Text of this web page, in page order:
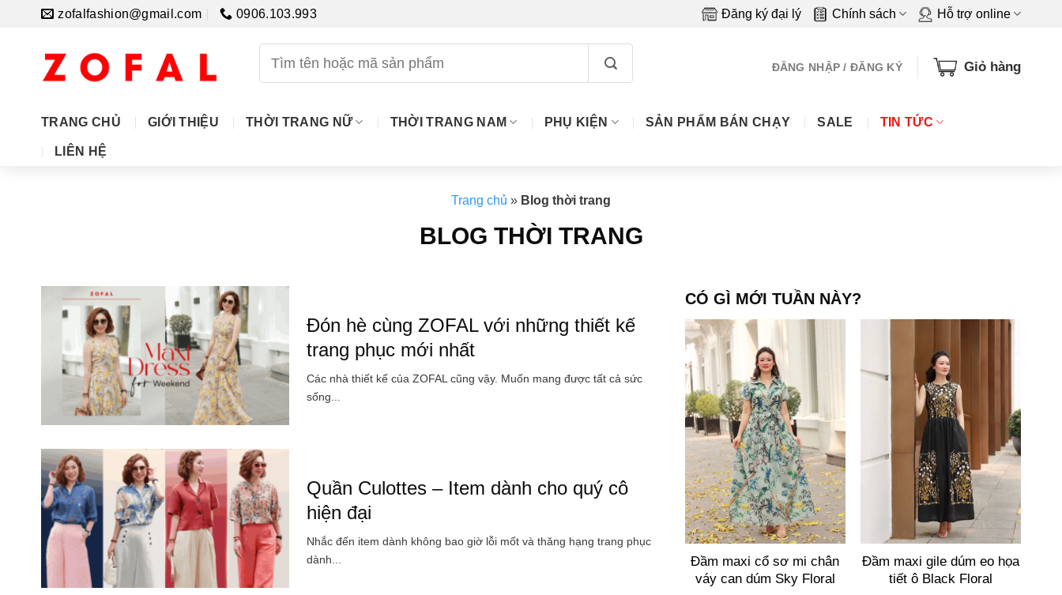
zofalfashion@gmail.com 0906.103.993 Đăng ký đại lý Chính sách Hỗ trợ online
kiếm:
ĐĂNG NHẬP / ĐĂNG KÝ Giỏ hàng
TRANG CHỦ GIỚI THIỆU THỜI TRANG NỮ THỜI TRANG NAM PHỤ KIỆN SẢN PHẨM BÁN CHẠY SALE TIN TỨC
LIÊN HỆ
Trang chủ » Blog thời trang
BLOG THỜI TRANG
Đón hè cùng ZOFAL với những thiết kế
trang phục mới nhất
Các nhà thiết kế của ZOFAL cũng vậy. Muốn mang được tất cả sức
sống...
Quần Culottes – Item dành cho quý cô
hiện đại
Nhắc đến item dành không bao giờ lỗi mốt và thăng hạng trang phục
dành...
CÓ GÌ MỚI TUẦN NÀY?
Đầm maxi cổ sơ mi chân
váy can dúm Sky Floral
Đầm maxi gile dúm eo họa
tiết ô Black Floral